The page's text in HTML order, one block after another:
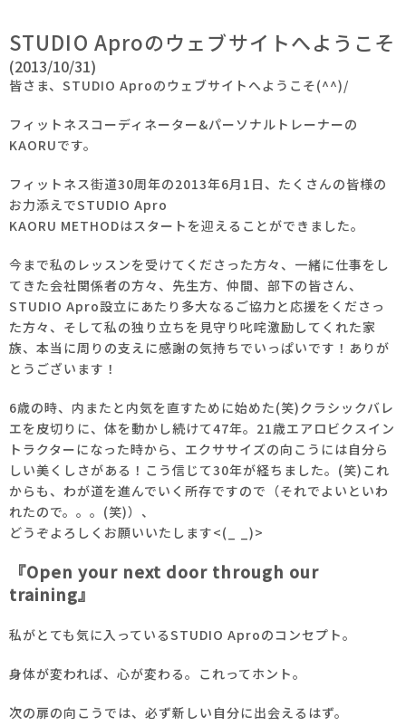
STUDIO Aproのウェブサイトへようこそ
(2013/10/31)
皆さま、STUDIO Aproのウェブサイトへようこそ(^^)/
フィットネスコーディネーター&パーソナルトレーナーの
KAORUです。
フィットネス街道30周年の2013年6月1日、 たくさんの皆様の
お力添えでSTUDIO Apro
KAORU METHODはスタートを迎えることができました。
今まで私のレッスンを受けてくださった方々、 一緒に仕事をし
てきた会社関係者の方々、先生方、仲間、部下の皆さん、
STUDIO Apro設立にあたり多大なるご協力と応援をくださっ
た方々、 そして私の独り立ちを見守り叱咤激励してくれた家
族、本当に周りの支えに感謝の気持ちでいっぱいです！ありが
とうございます！
6歳の時、内またと内気を直すために始めた(笑)クラシックバレ
エを皮切りに、体を動かし続けて47年。 21歳エアロビクスイン
トラクターになった時から、エクササイズの向こうには自分ら
しい美くしさがある！ こう信じて30年が経ちました。(笑)これ
からも、わが道を進んでいく所存ですので（それでよいといわ
れたので。。。(笑)）、
どうぞよろしくお願いいたします<(_ _)>
『Open your next door through our
training』
私がとても気に入っているSTUDIO Aproのコンセプト。
身体が変われば、心が変わる。これってホント。
次の扉の向こうでは、必ず新しい自分に出会えるはず。